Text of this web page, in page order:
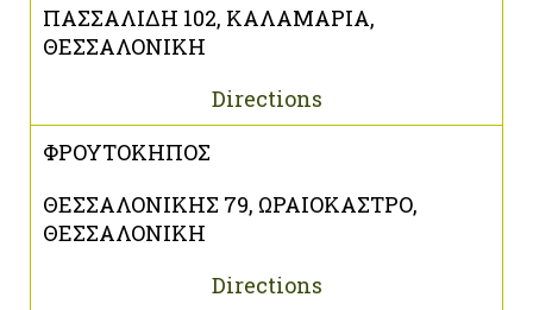
ΠΑΣΣΑΛΙΔΗ 102, ΚΑΛΑΜΑΡΙΑ,
ΘΕΣΣΑΛΟΝΙΚΗ
Directions
ΦΡΟΥΤΟΚΗΠΟΣ
ΘΕΣΣΑΛΟΝΙΚΗΣ 79, ΩΡΑΙΟΚΑΣΤΡΟ,
ΘΕΣΣΑΛΟΝΙΚΗ
Directions